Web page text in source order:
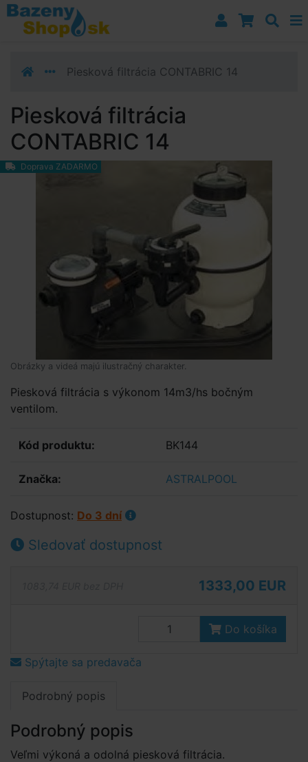
Prejsť k navigácii
Prejsť na obsah
Prejsť k bočnému stĺpci
Piesková filtrácia CONTABRIC 14
Piesková filtrácia
CONTABRIC 14
Doprava ZADARMO
Obrázky a videá majú ilustračný charakter.
Piesková filtrácia s výkonom 14m3/hs bočným
ventilom.
Kód produktu: BK144
Značka: ASTRALPOOL
Dostupnost: Do 3 dní
Sledovať dostupnost
1333,00 EUR
Do košíka
Spýtajte sa predavača
Podrobný popis
Podrobný popis
Veľmi výkoná a odolná piesková filtrácia.